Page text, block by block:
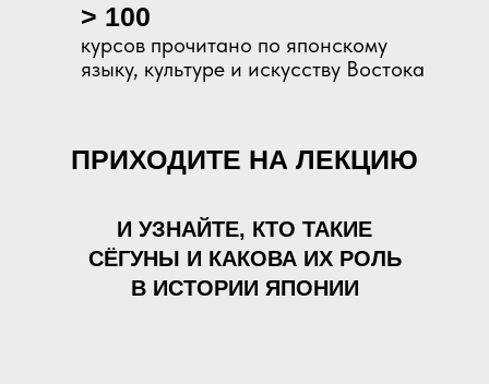
> 100
курсов прочитано по японскому
языку, культуре и искусству Востока
ПРИХОДИТЕ НА ЛЕКЦИЮ
И УЗНАЙТЕ, КТО ТАКИЕ
СЁГУНЫ И КАКОВА ИХ РОЛЬ
В ИСТОРИИ ЯПОНИИ